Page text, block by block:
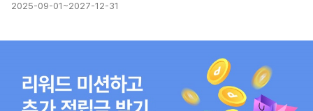
2025-09-01~2027-12-31